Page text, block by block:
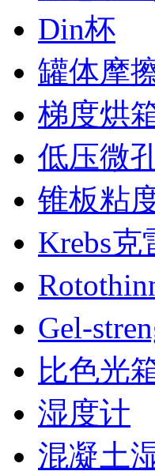
Din杯
罐体摩
梯度烘
低压微
锥板粘
Krebs
Gel-
比色光
湿度计
混凝土